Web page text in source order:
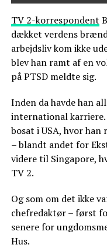
TV 2-korrespondent
dækket verdens
arbejdsliv kom ikke
blev han ramt af en
på PTSD meldte sig.
Inden da havde han
international karriere.
bosat i USA, hvor
– blandt andet for
videre til Singapore,
TV 2.
Og som om det ikke
chefredaktør – først
senere for
Hus.